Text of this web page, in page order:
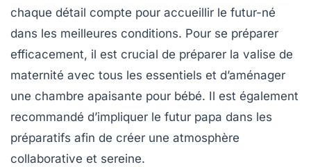
chaque détail compte pour accueillir le futur-né
dans les meilleures conditions. Pour se préparer
efficacement, il est crucial de préparer la valise de
maternité avec tous les essentiels et d’aménager
une chambre apaisante pour bébé. Il est également
recommandé d’impliquer le futur papa dans les
préparatifs afin de créer une atmosphère
collaborative et sereine.